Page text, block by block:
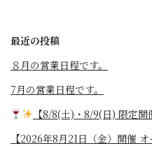
最近の投稿
８月の営業日程です。
7月の営業日程です。
【8/8(土)・8/9(日) 限定開
【2026年8月21日（金）開催